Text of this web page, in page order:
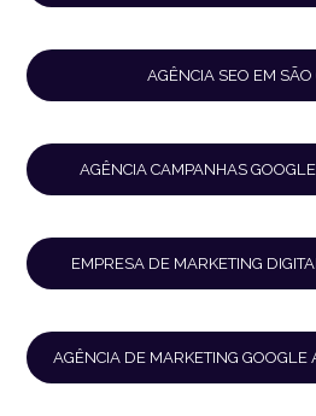
AGÊNCIA SEO EM
AGÊNCIA CAMPANHAS
EMPRESA DE MARKETING
AGÊNCIA DE MARKETING